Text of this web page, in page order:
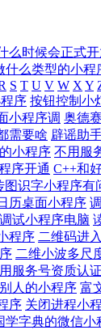
么时候会正式开
么类型的小程
S T U V W X Y
序 按钮控制小
小程序调 奥德
需要啥 辟谣助
小程序 不用服
序开通 C++和
图识字小程序有
历桌面小程序
调试小程序电脑
程序 二维码进
二维小波多尺
服务号资质认
人的小程序 富
序 关闭进程小
学字典的微信小